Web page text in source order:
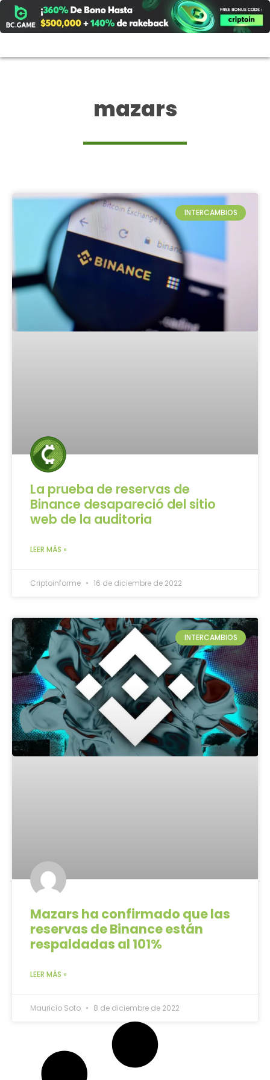
al
contenido
mazars
INTERCAMBIOS
La prueba de reservas de
Binance desapareció del sitio
web de la auditoria
LEER MÁS »
Criptoinforme 16 de diciembre de 2022
INTERCAMBIOS
Mazars ha confirmado que las
reservas de Binance están
respaldadas al 101%
LEER MÁS »
Mauricio Soto 8 de diciembre de 2022